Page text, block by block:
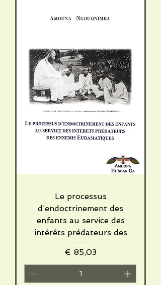
Le processus
d’endoctrinement des
enfants au service des
intérêts prédateurs des
Price
€ 85,03